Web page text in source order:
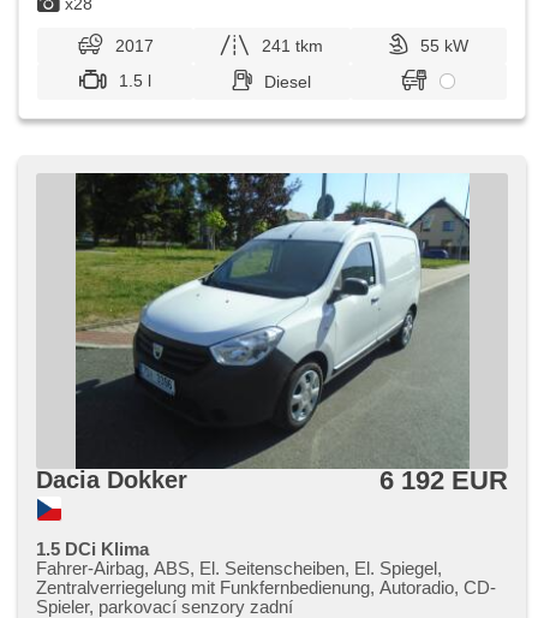
2017 241 tkm
55 kW
1.5 l
Diesel
Dacia Dokker 6 192 EUR
1.5 DCi Klima
Fahrer-Airbag, ABS, El. Seitenscheiben, El. Spiegel,
Zentralverriegelung mit Funkfernbedienung, Autoradio, CD-
Spieler, parkovací senzory zadní